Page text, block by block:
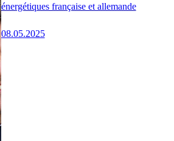
énergétiques française et allemande
08.05.2025